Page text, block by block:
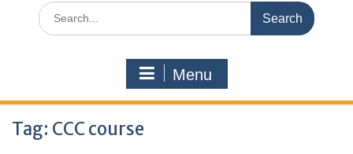
Search
for:
Menu
Tag: CCC course